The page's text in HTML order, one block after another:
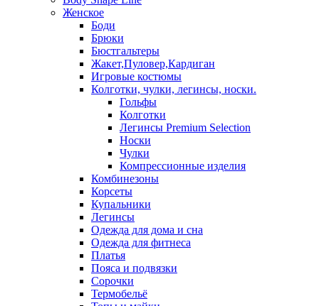
Женское
Боди
Брюки
Бюстгальтеры
Жакет,Пуловер,Кардиган
Игровые костюмы
Колготки, чулки, легинсы, носки.
Гольфы
Колготки
Легинсы Premium Selection
Носки
Чулки
Компрессионные изделия
Комбинезоны
Корсеты
Купальники
Легинсы
Одежда для дома и сна
Одежда для фитнеса
Платья
Пояса и подвязки
Сорочки
Термобельё